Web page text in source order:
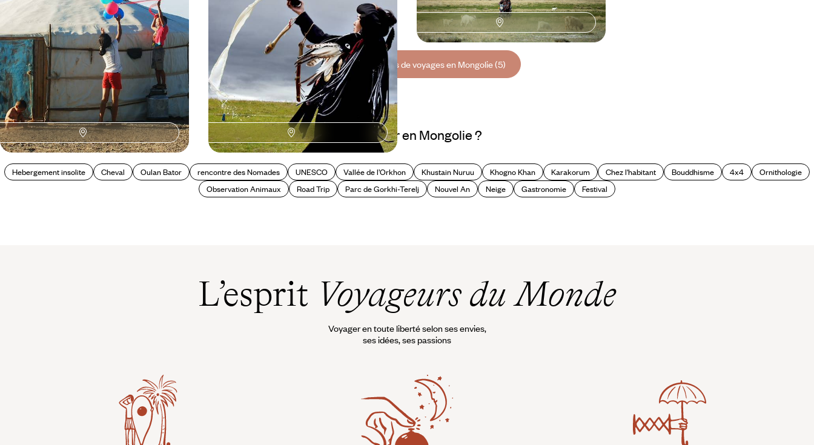
13 jours, de 3400 à 4600 € 11 jours, de 4200 à 5800 € 15 jours, de 5400 à 7000 €
Toutes nos suggestions de voyages en Mongolie (5)
Où voyager en Mongolie ?
Hebergement insolite Cheval Oulan Bator rencontre des Nomades UNESCO Vallée de l’Orkhon Khustain Nuruu Khogno Khan Karakorum Chez l'habitant Bouddhisme 4x4
Ornithologie
Observation Animaux
Road Trip Parc de Gorkhi-Terelj Nouvel An Neige Gastronomie Festival
L’esprit Voyageurs du Monde
Voyager en toute liberté selon ses envies,
ses idées, ses passions